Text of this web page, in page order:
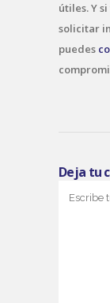
útiles. Y
solicitar
puedes
Deja tu